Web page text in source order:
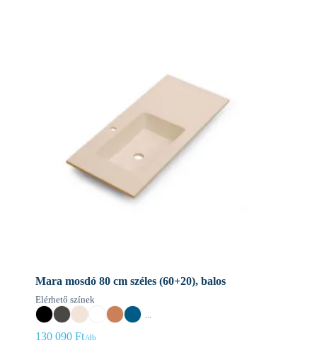
Mara mosdó 80 cm széles (60+20), balos
Elérhető színek
130 090 Ft